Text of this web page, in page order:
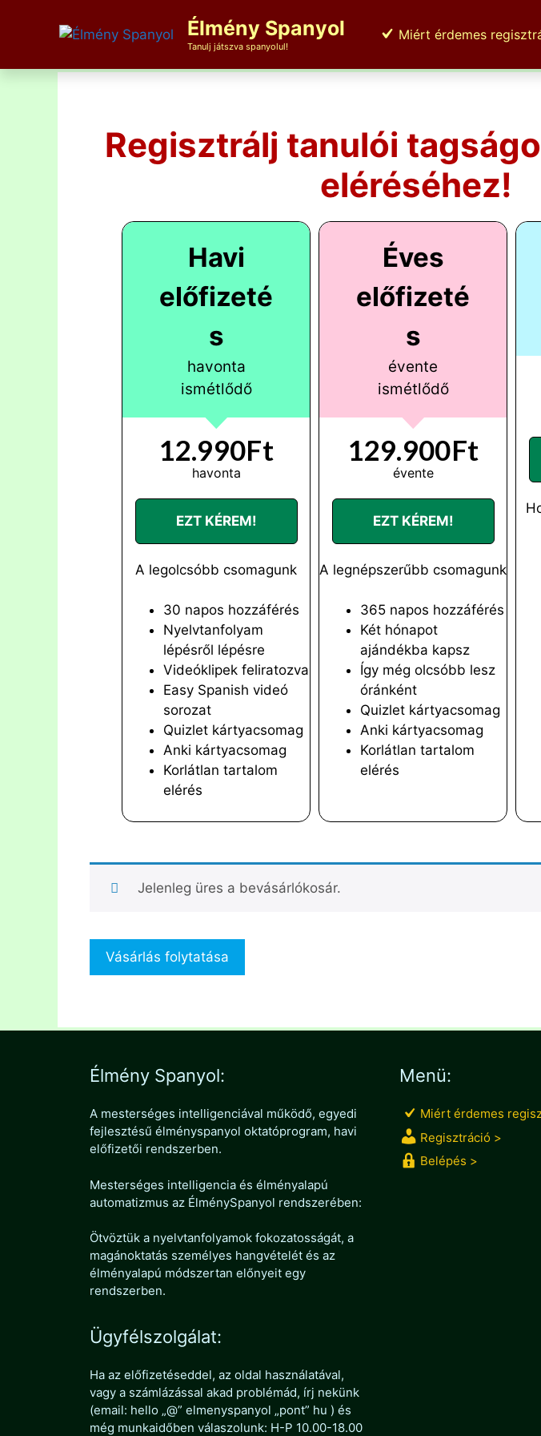
Élmény Spanyol
Tanulj játszva spanyolul!
Miért érdemes
Regisztrálj tanulói
eléréséhez!
Havi
előfizeté
s
havonta
ismétlődő
12.990Ft
havonta
EZT KÉREM!
A legolcsóbb csomagunk
30 napos hozzáférés
Nyelvtanfolyam
lépésről lépésre
Videóklipek feliratozva
Easy Spanish videó
sorozat
Quizlet kártyacsomag
Anki kártyacsomag
Korlátlan tartalom
elérés
Éves
előfizeté
s
évente
ismétlődő
129.900Ft
évente
EZT KÉREM!
A legnépszerűbb csomagunk
365 napos hozzáférés
Két hónapot
ajándékba kapsz
Így még olcsóbb lesz
óránként
Quizlet kártyacsomag
Anki kártyacsomag
Korlátlan tartalom
elérés
Jelenleg üres a bevásárlókosár.
Vásárlás folytatása
Élmény Spanyol:
A mesterséges intelligenciával működő, egyedi
fejlesztésű élményspanyol oktatóprogram, havi
előfizetői rendszerben.
Mesterséges intelligencia és élményalapú
automatizmus az ÉlménySpanyol rendszerében:
Ötvöztük a nyelvtanfolyamok fokozatosságát, a
magánoktatás személyes hangvételét és az
élményalapú módszertan előnyeit egy
rendszerben.
Ügyfélszolgálat:
Ha az előfizetéseddel, az oldal használatával,
vagy a számlázással akad problémád, írj nekünk
(email: hello „@” elmenyspanyol „pont” hu ) és
még munkaidőben válaszolunk: H-P 10.00-18.00
Menü:
Miért érdemes
Regisztráció >
Belépés >